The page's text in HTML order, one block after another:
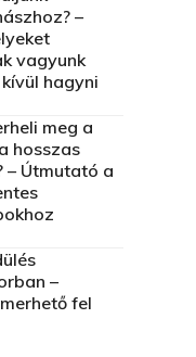
–
vagyunk
hagyni
meg a
hosszas
– Útmutató a
–
fel